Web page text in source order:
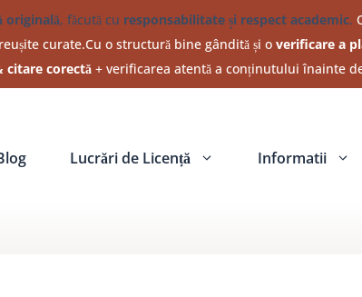
originală, făcută cu responsabilitate și respect academic.
curate.Cu o structură bine gândită și overificare a
citare corectă + verificarea atentă a conținutului înainte
Lucrări de Licență Informatii